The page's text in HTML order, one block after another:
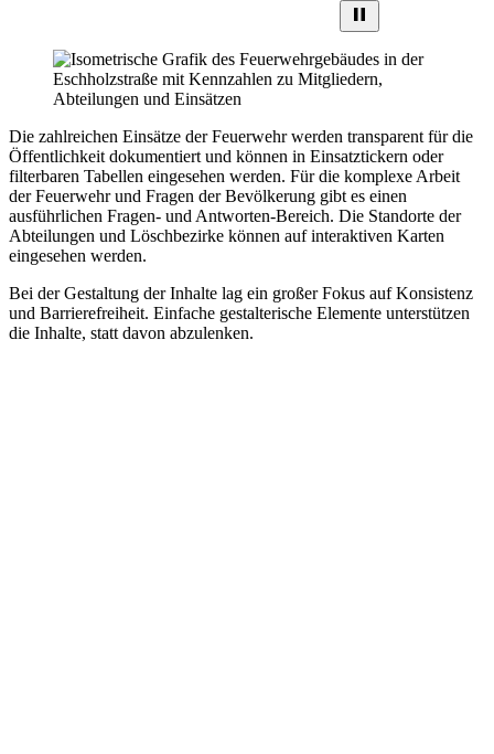
Die zahlreichen Einsätze der Feuerwehr werden transparent für die
Öffentlichkeit dokumentiert und können in Einsatztickern oder
filterbaren Tabellen eingesehen werden. Für die komplexe Arbeit
der Feuerwehr und Fragen der Bevölkerung gibt es einen
ausführlichen Fragen- und Antworten-Bereich. Die Standorte der
Abteilungen und Löschbezirke können auf interaktiven Karten
eingesehen werden.
Bei der Gestaltung der Inhalte lag ein großer Fokus auf Konsistenz
und Barrierefreiheit. Einfache gestalterische Elemente unterstützen
die Inhalte, statt davon abzulenken.